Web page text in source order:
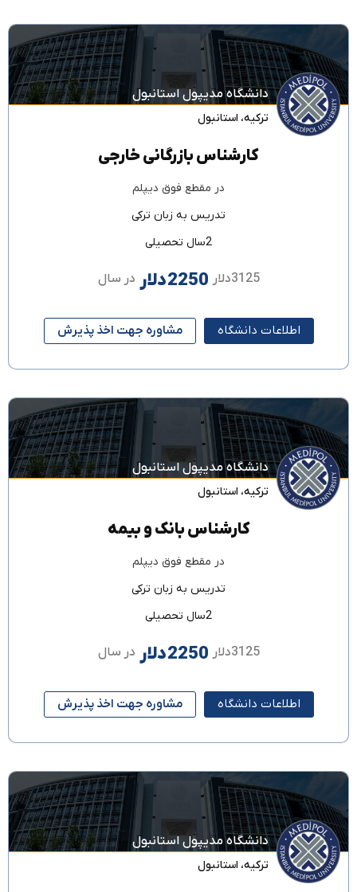
دانشگاه مدیپول استانبول
ترکیه، استانبول
کارشناس بازرگانی خارجی
در مقطع فوق دیپلم
تدریس به زبان ترکی
2سال تحصیلی
3125دلار 2250دلار در سال
اطلاعات دانشگاه مشاوره جهت اخذ پذیرش
دانشگاه مدیپول استانبول
ترکیه، استانبول
کارشناس بانک و بیمه
در مقطع فوق دیپلم
تدریس به زبان ترکی
2سال تحصیلی
3125دلار 2250دلار در سال
اطلاعات دانشگاه مشاوره جهت اخذ پذیرش
دانشگاه مدیپول استانبول
ترکیه، استانبول